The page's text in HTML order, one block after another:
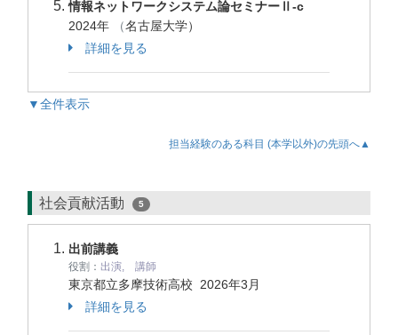
情報ネットワークシステム論セミナーⅡ-c
2024年
（名古屋大学）
詳細を見る
▼全件表示
担当経験のある科目 (本学以外)の先頭へ▲
社会貢献活動 5
出前講義
役割： 出演, 講師
東京都立多摩技術高校 2026年3月
詳細を見る